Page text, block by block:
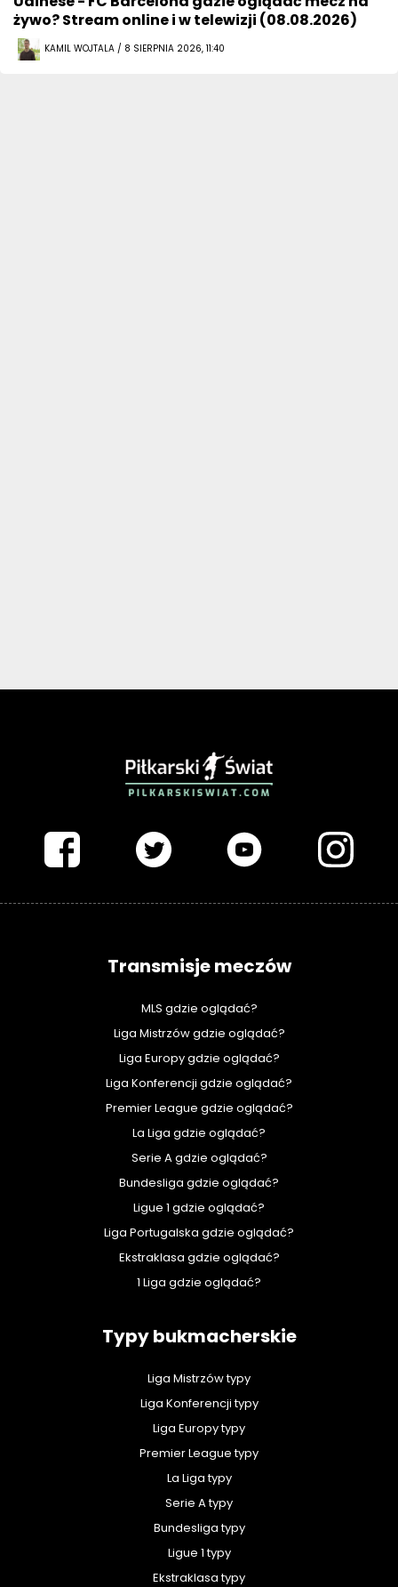
żywo? Stream online i w telewizji (08.08.2026)
KAMIL WOJTALA / 8 SIERPNIA 2026, 11:40
Transmisje meczów
MLS gdzie oglądać?
Liga Mistrzów gdzie oglądać?
Liga Europy gdzie oglądać?
Liga Konferencji gdzie oglądać?
Premier League gdzie oglądać?
La Liga gdzie oglądać?
Serie A gdzie oglądać?
Bundesliga gdzie oglądać?
Ligue 1 gdzie oglądać?
Liga Portugalska gdzie oglądać?
Ekstraklasa gdzie oglądać?
1 Liga gdzie oglądać?
Typy bukmacherskie
Liga Mistrzów typy
Liga Konferencji typy
Liga Europy typy
Premier League typy
La Liga typy
Serie A typy
Bundesliga typy
Ligue 1 typy
Ekstraklasa typy